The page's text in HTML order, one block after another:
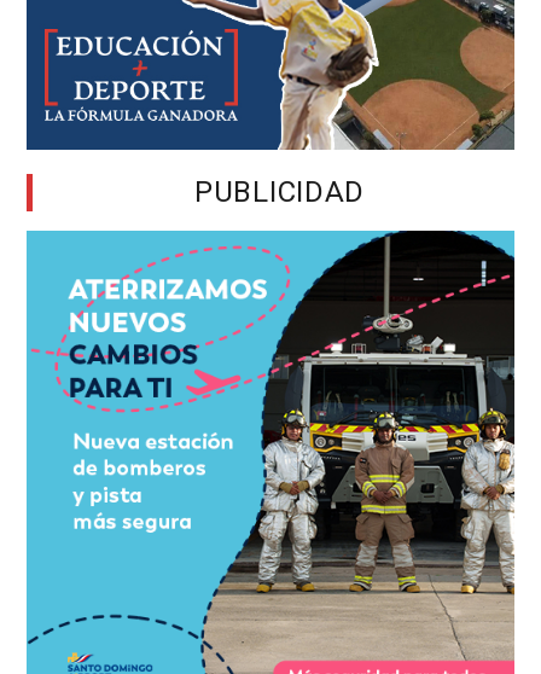
PUBLICIDAD